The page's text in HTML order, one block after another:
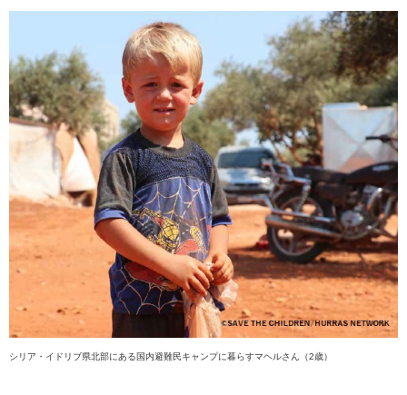
シリア・イドリブ県北部にある国内避難民キャンプに暮らすマヘルさん（2歳）